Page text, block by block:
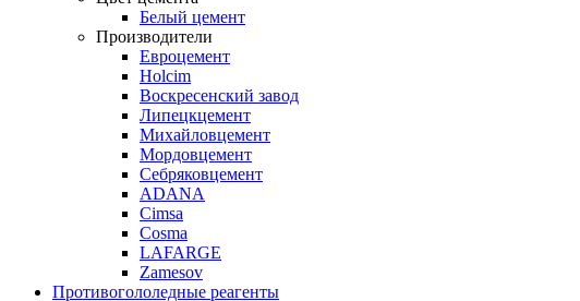
Белый цемент
Производители
Евроцемент
Holcim
Воскресенский завод
Липецкцемент
Михайловцемент
Мордовцемент
Себряковцемент
ADANA
Cimsa
Cosma
LAFARGE
Zamesov
Противогололедные реагенты